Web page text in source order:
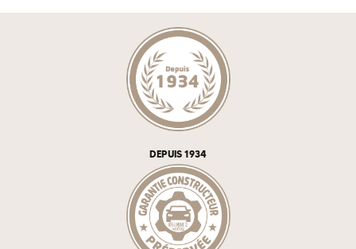
DEPUIS 1934